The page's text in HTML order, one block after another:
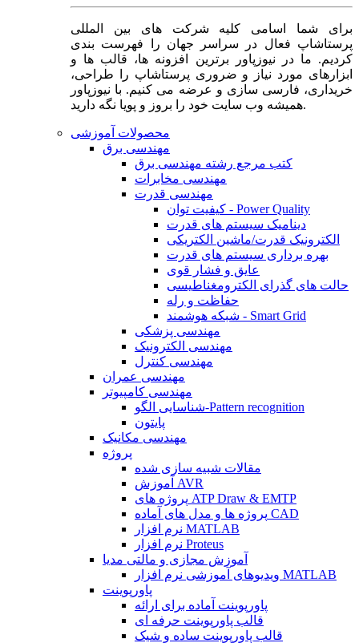
برای شما اسامی کلیه شرکت های بین المللی
پرستاشاپ فعال در سراسر جهان را فهرست بندی
کردیم. ما در نیوزپاور برترین افزونه ها، قالب ها و
ابزارهای مورد نیاز و ضروری پرستاشاپ را طراحی،
خریداری، فارسی سازی و عرضه می کنیم. با نیوزپاور
همیشه وب سایت خود را بروز و پویا نگه دارید.
محصولات آموزشی
مهندسی برق
کتب مرجع رشته مهندسی برق
مهندسی مخابرات
مهندسی قدرت
کیفیت توان - Power Quality
دینامیک سیستم های قدرت
الکترونیک قدرت/ماشین الکتریکی
بهره برداری سیستم های قدرت
عایق و فشار قوی
حالت های گذرای الکترومغناطیسی
حفاظت و رله
شبکه هوشمند - Smart Grid
مهندسی پزشکی
مهندسی الکترونیک
مهندسی کنترل
مهندسی عمران
مهندسی کامپیوتر
شناسایی الگو-Pattern recognition
پایتون
مهندسی مکانیک
پروژه
مقالات شبیه سازی شده
آموزش AVR
پروژه های ATP Draw & EMTP
پروژه ها و مدل های آماده CAD
نرم افزار MATLAB
نرم افزار Proteus
آموزش مجازی و مالتی مدیا
ویدیوهای آموزشی نرم افزار MATLAB
پاورپوینت
پاورپوینت آماده برای ارائه
قالب پاورپوینت حرفه ای
قالب پاورپوینت ساده و شیک